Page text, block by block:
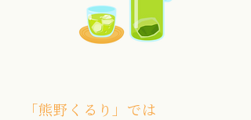
「熊野くるり」では